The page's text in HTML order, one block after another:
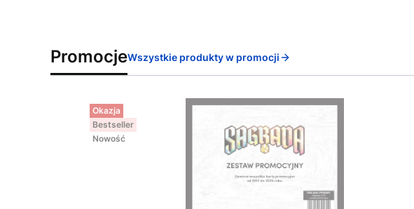
PromocjeWszystkie produkty w promocji
Okazja
Bestseller
Nowość